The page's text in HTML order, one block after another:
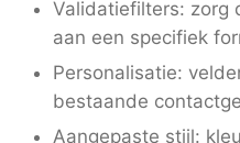
Validatiefilters: zorg
aan een specifiek
Personalisatie:
bestaande
Aangepaste stijl: